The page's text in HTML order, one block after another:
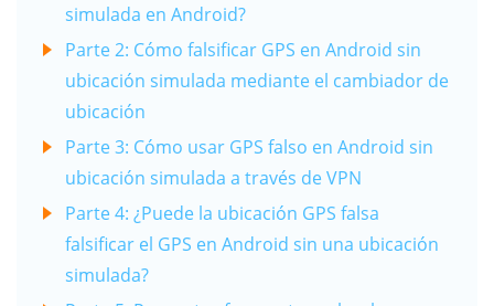
simulada en Android?
Parte 2: Cómo falsificar GPS en Android sin
ubicación simulada mediante el cambiador de
ubicación
Parte 3: Cómo usar GPS falso en Android sin
ubicación simulada a través de VPN
Parte 4: ¿Puede la ubicación GPS falsa
falsificar el GPS en Android sin una ubicación
simulada?